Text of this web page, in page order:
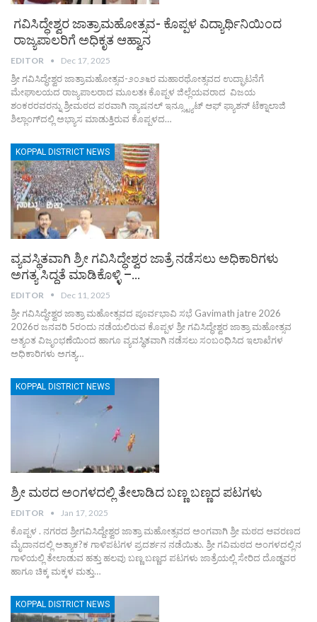
ಗವಿಸಿದ್ಧೇಶ್ವರ ಜಾತ್ರಾಮಹೋತ್ಸವ- ಕೊಪ್ಪಳ ವಿದ್ಯಾರ್ಥಿನಿಯಿಂದ
ರಾಜ್ಯಪಾಲರಿಗೆ ಅಧಿಕೃತ ಆಹ್ವಾನ
EDITOR Dec 17, 2025
ಶ್ರೀ ಗವಿಸಿದ್ಧೇಶ್ವರ ಜಾತ್ರಾಮಹೋತ್ಸವ-೨೦೨೬ರ ಮಹಾರಥೋತ್ಸವದ ಉದ್ಘಾಟನೆಗೆ
ಮೇಘಾಲಯದ ರಾಜ್ಯಪಾಲರಾದ ಮೂಲತಃ ಕೊಪ್ಪಳ ಜಿಲ್ಲೆಯವರಾದ ವಿಜಯ
ಶಂಕರರವರನ್ನು ಶ್ರೀಮಠದ ಪರವಾಗಿ ನ್ಯಾಷನಲ್ ಇನ್ಸ್ಟ್ಯೂಟ್ ಆಫ್ ಫ್ಯಾಶನ್ ಟೆಕ್ನಾಲಾಜಿ
ಶಿಲ್ಲಾಂಗ್‌ದಲ್ಲಿ ಅಭ್ಯಾಸ ಮಾಡುತ್ತಿರುವ ಕೊಪ್ಪಳದ…
KOPPAL DISTRICT NEWS
ವ್ಯವಸ್ಥಿತವಾಗಿ ಶ್ರೀ ಗವಿಸಿದ್ಧೇಶ್ವರ ಜಾತ್ರೆ ನಡೆಸಲು ಅಧಿಕಾರಿಗಳು
ಅಗತ್ಯ ಸಿದ್ದತೆ ಮಾಡಿಕೊಳ್ಳಿ –…
EDITOR Dec 11, 2025
ಶ್ರೀ ಗವಿಸಿದ್ಧೇಶ್ವರ ಜಾತ್ರಾ ಮಹೋತ್ಸವದ ಪೂರ್ವಭಾವಿ ಸಭೆ Gavimath jatre 2026
2026ರ ಜನವರಿ 5ರಂದು ನಡೆಯಲಿರುವ ಕೊಪ್ಪಳ ಶ್ರೀ ಗವಿಸಿದ್ಧೇಶ್ವರ ಜಾತ್ರಾ ಮಹೋತ್ಸವ
ಅತ್ಯಂತ ವಿಜೃಂಭಣೆಯಿಂದ ಹಾಗೂ ವ್ಯವಸ್ಥಿತವಾಗಿ ನಡೆಸಲು ಸಂಬಂಧಿಸಿದ ಇಲಾಖೆಗಳ
ಅಧಿಕಾರಿಗಳು ಅಗತ್ಯ…
KOPPAL DISTRICT NEWS
ಶ್ರೀ ಮಠದ ಅಂಗಳದಲ್ಲಿ ತೇಲಾಡಿದ ಬಣ್ಣ ಬಣ್ಣದ ಪಟಗಳು
EDITOR Jan 17, 2025
ಕೊಪ್ಪಳ . ನಗರದ ಶ್ರೀಗವಿಸಿದ್ದೇಶ್ವರ ಜಾತ್ರಾ ಮಹೋತ್ಸವದ ಅಂಗವಾಗಿ ಶ್ರೀ ಮಠದ ಆವರಣದ
ಮೈದಾನದಲ್ಲಿ ಅತ್ಯಾಕ?ಕ ಗಾಳಿಪಟಗಳ ಪ್ರದರ್ಶನ ನಡೆಯಿತು. ಶ್ರೀ ಗವಿಮಠದ ಅಂಗಳದಲ್ಲಿನ
ಗಾಳಿಯಲ್ಲಿ ತೇಲಾಡುವ ಹತ್ತು ಹಲವು ಬಣ್ಣ ಬಣ್ಣದ ಪಟಗಳು ಜಾತ್ರೆಯಲ್ಲಿ ಸೇರಿದ ದೊಡ್ಡವರ
ಹಾಗೂ ಚಿಕ್ಕ ಮಕ್ಕಳ ಮತ್ತು…
KOPPAL DISTRICT NEWS